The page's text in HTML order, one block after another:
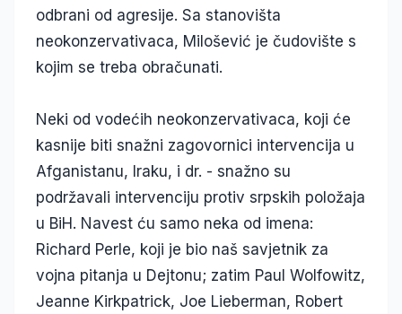
odbrani od agresije. Sa stanovišta
neokonzervativaca, Milošević je čudovište s
kojim se treba obračunati.
Neki od vodećih neokonzervativaca, koji će
kasnije biti snažni zagovornici intervencija u
Afganistanu, Iraku, i dr. - snažno su
podržavali intervenciju protiv srpskih položaja
u BiH. Navest ću samo neka od imena:
Richard Perle, koji je bio naš savjetnik za
vojna pitanja u Dejtonu; zatim Paul Wolfowitz,
Jeanne Kirkpatrick, Joe Lieberman, Robert